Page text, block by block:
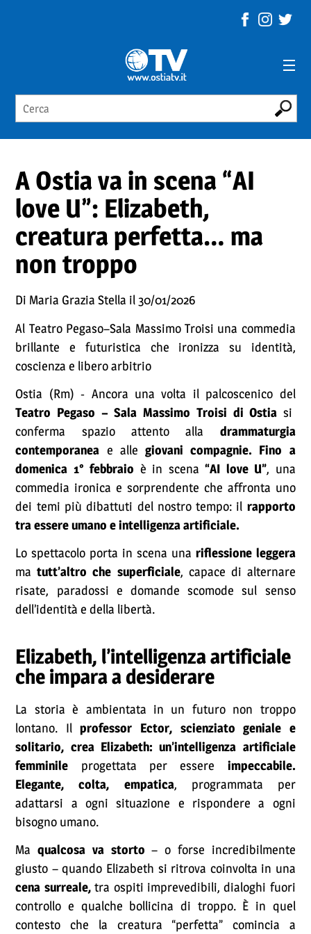
A Ostia va in scena “AI
love U”: Elizabeth,
creatura perfetta… ma
non troppo
Di Maria Grazia Stella il 30/01/2026
Al Teatro Pegaso–Sala Massimo Troisi una commedia
brillante e futuristica che ironizza su identità,
coscienza e libero arbitrio
Ostia (Rm) - Ancora una volta il palcoscenico del
Teatro Pegaso – Sala Massimo Troisi di Ostia si
conferma spazio attento alla drammaturgia
contemporanea e alle giovani compagnie. Fino a
domenica 1° febbraio è in scena“AI love U”, una
commedia ironica e sorprendente che affronta uno
dei temi più dibattuti del nostro tempo: il rapporto
tra essere umano e intelligenza artificiale.
Lo spettacolo porta in scena una riflessione leggera
matutt’altro che superficiale, capace di alternare
risate, paradossi e domande scomode sul senso
dell’identità e della libertà.
Elizabeth, l’intelligenza artificiale
che impara a desiderare
La storia è ambientata in un futuro non troppo
lontano. Ilprofessor Ector, scienziato geniale e
solitario, crea Elizabeth: un’intelligenza artificiale
femminile progettata per essere impeccabile.
Elegante, colta, empatica, programmata per
adattarsi a ogni situazione e rispondere a ogni
bisogno umano.
Maqualcosa va storto– o forse incredibilmente
giusto – quando Elizabeth si ritrova coinvolta in una
cena surreale,tra ospiti imprevedibili, dialoghi fuori
controllo e qualche bollicina di troppo. È in quel
contesto che la creatura “perfetta” comincia a